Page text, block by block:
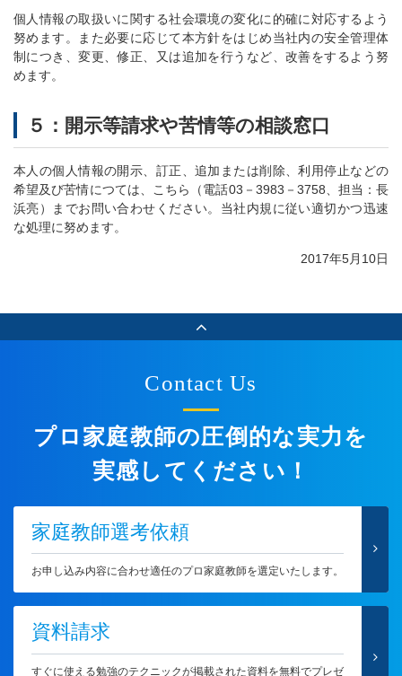
個人情報の取扱いに関する社会環境の変化に的確に対応するよう
努めます。また必要に応じて本方針をはじめ当社内の安全管理体
制につき、変更、修正、又は追加を行うなど、改善をするよう努
めます。
５：開示等請求や苦情等の相談窓口
本人の個人情報の開示、訂正、追加または削除、利用停止などの
希望及び苦情につては、こちら（電話03－3983－3758、担当：長
浜亮）までお問い合わせください。当社内規に従い適切かつ迅速
な処理に努めます。
2017年5月10日
Contact Us
プロ家庭教師の圧倒的な実力を
実感してください！
家庭教師選考依頼
お申し込み内容に合わせ適任のプロ家庭教師を選定いたします。
資料請求
すぐに使える勉強のテクニックが掲載された資料を無料でプレゼ